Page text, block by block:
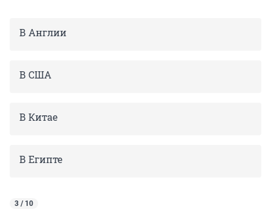
В Англии
В США
В Китае
В Египте
3 / 10